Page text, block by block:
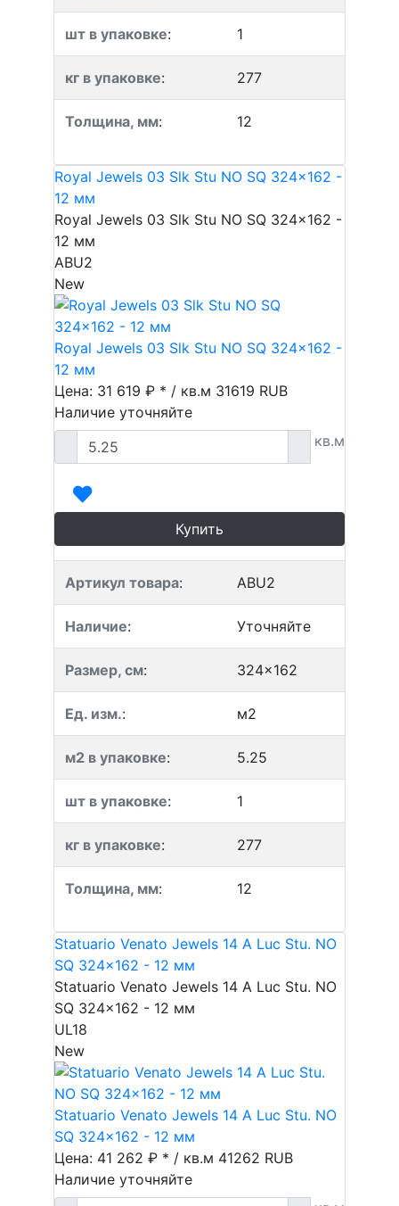
шт в упаковке: 1
кг в упаковке: 277
Толщина, мм: 12
Royal Jewels 03 Slk Stu NO SQ 324x162 -
12 мм
Royal Jewels 03 Slk Stu NO SQ 324x162 -
12 мм
ABU2
New
Royal Jewels 03 Slk Stu NO SQ 324x162 -
12 мм
Цена: 31 619 ₽ * / кв.м 31619 RUB
Наличие уточняйте
кв.м
Купить
Артикул товара: ABU2
Наличие: Уточняйте
Размер, см: 324x162
Ед. изм.: м2
м2 в упаковке: 5.25
шт в упаковке: 1
кг в упаковке: 277
Толщина, мм: 12
Statuario Venato Jewels 14 A Luc Stu. NO
SQ 324x162 - 12 мм
Statuario Venato Jewels 14 A Luc Stu. NO
SQ 324x162 - 12 мм
UL18
New
Statuario Venato Jewels 14 A Luc Stu. NO
SQ 324x162 - 12 мм
Цена: 41 262 ₽ * / кв.м 41262 RUB
Наличие уточняйте